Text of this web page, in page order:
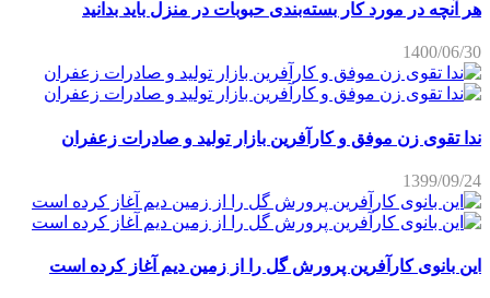
هر آنچه در مورد کار بسته‌بندی حبوبات در منزل باید بدانید
1400/06/30
ندا تقوی زن موفق و کارآفرین بازار تولید و صادرات زعفران
1399/09/24
این بانوی کارآفرین پرورش گل را از زمین دیم آغاز کرده است